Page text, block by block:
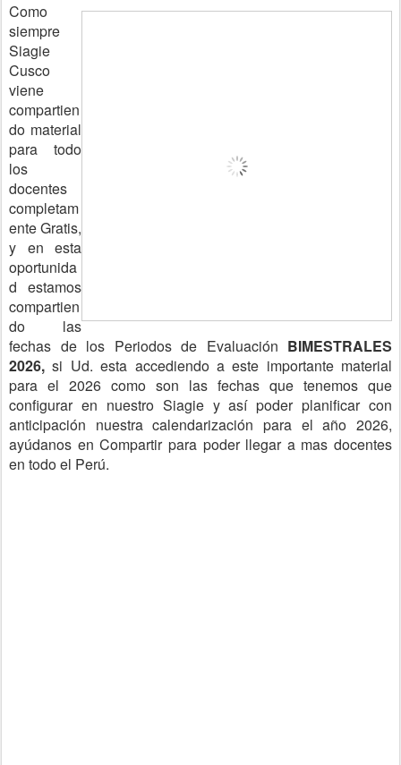
Como
siempre
Siagie
Cusco
viene
compartien
do material
para todo
los
docentes
completam
ente Gratis,
y en esta
oportunida
d estamos
compartien
do las
fechas de los Periodos de Evaluación BIMESTRALES
2026,si Ud. esta accediendo a este importante material
para el 2026 como son las fechas que tenemos que
configurar en nuestro Siagie y así poder planificar con
anticipación nuestra calendarización para el año 2026,
ayúdanos en Compartir para poder llegar a mas docentes
en todo el Perú.